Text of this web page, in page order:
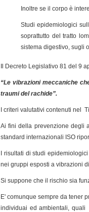
Inoltre se il corpo è
Studi epidemiologici
soprattutto del tratto
sistema digestivo, sugli
Decreto Legislativo 81 del 9
“Le vibrazioni meccaniche
traumi del rachide”.
I criteri valutativi contenuti nel
Ai fini della prevenzione degli
standard internazionali ISO
I risultati di studi
nei gruppi esposti a vibrazioni
Si suppone che il rischio sia
E' comunque sempre da tener
individuai ed ambientali, quali